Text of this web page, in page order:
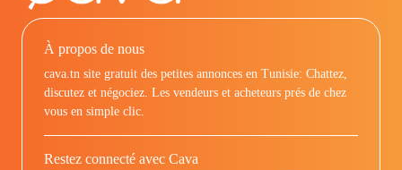
À propos de nous
cava.tn site gratuit des petites annonces en Tunisie: Chattez,
discutez et négociez. Les vendeurs et acheteurs prés de chez
vous en simple clic.
Restez connecté avec Cava